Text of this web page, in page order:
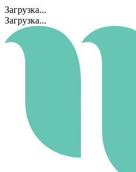
Загрузка...
Загрузка...